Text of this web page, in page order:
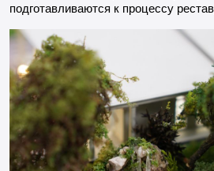
подготавливаются к процессу